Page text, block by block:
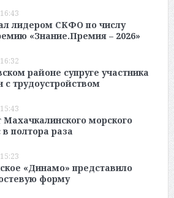
лидером СКФО по числу
«Знание.Премия – 2026»
районе супруге участника
с трудоустройством
Махачкалинского морского
полтора раза
«Динамо» представило
форму